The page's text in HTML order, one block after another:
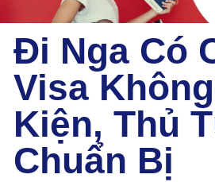
Đi Nga Có
Visa
Kiện, Thủ
Chuẩn Bị